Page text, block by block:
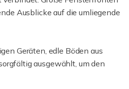
Ausblicke auf die umliegende
Geräten, edle Böden aus
ausgewählt, um den